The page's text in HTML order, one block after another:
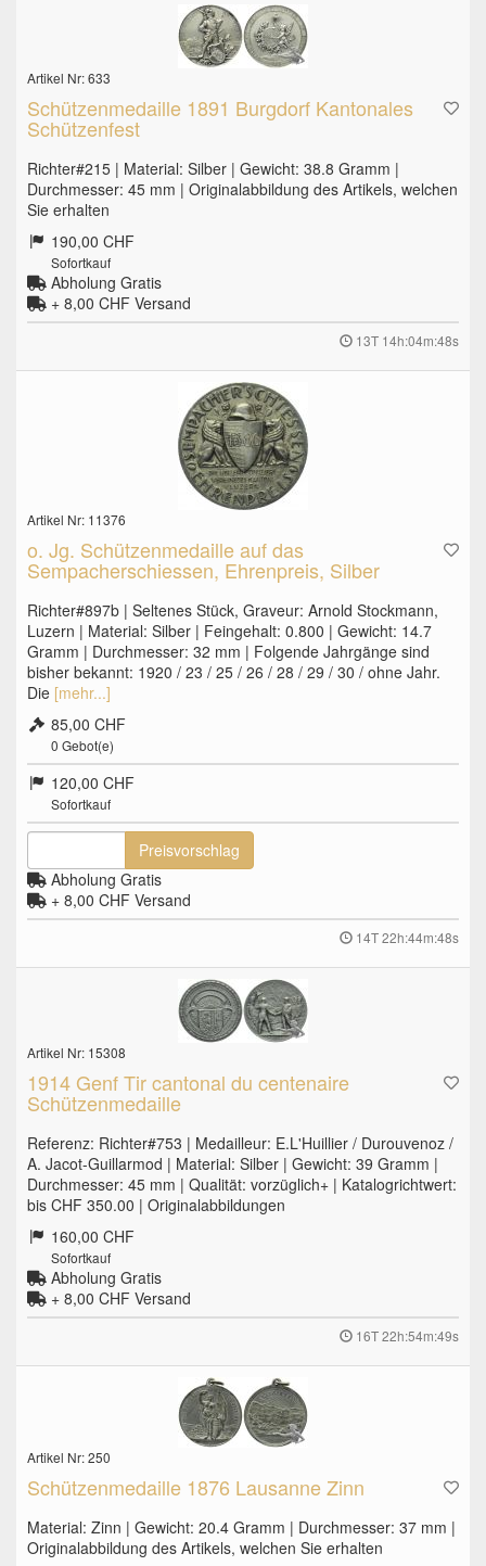
Artikel Nr: 633
Schützenmedaille 1891 Burgdorf Kantonales
Schützenfest
Richter#215 | Material: Silber | Gewicht: 38.8 Gramm |
Durchmesser: 45 mm | Originalabbildung des Artikels, welchen
Sie erhalten
190,00 CHF
Sofortkauf
Abholung Gratis
+ 8,00 CHF Versand
13T 14h:04m:47s
Artikel Nr: 11376
o. Jg. Schützenmedaille auf das
Sempacherschiessen, Ehrenpreis, Silber
Richter#897b | Seltenes Stück, Graveur: Arnold Stockmann,
Luzern | Material: Silber | Feingehalt: 0.800 | Gewicht: 14.7
Gramm | Durchmesser: 32 mm | Folgende Jahrgänge sind
bisher bekannt: 1920 / 23 / 25 / 26 / 28 / 29 / 30 / ohne Jahr.
Die [mehr...]
85,00 CHF
0 Gebot(e)
120,00 CHF
Sofortkauf
Preisvorschlag
Abholung Gratis
+ 8,00 CHF Versand
14T 22h:44m:47s
Artikel Nr: 15308
1914 Genf Tir cantonal du centenaire
Schützenmedaille
Referenz: Richter#753 | Medailleur: E.L'Huillier / Durouvenoz /
A. Jacot-Guillarmod | Material: Silber | Gewicht: 39 Gramm |
Durchmesser: 45 mm | Qualität: vorzüglich+ | Katalogrichtwert:
bis CHF 350.00 | Originalabbildungen
160,00 CHF
Sofortkauf
Abholung Gratis
+ 8,00 CHF Versand
16T 22h:54m:48s
Artikel Nr: 250
Schützenmedaille 1876 Lausanne Zinn
Material: Zinn | Gewicht: 20.4 Gramm | Durchmesser: 37 mm |
Originalabbildung des Artikels, welchen Sie erhalten